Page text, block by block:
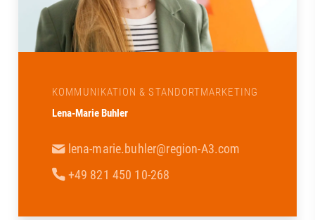
KOMMUNIKATION & STANDORTMARKETING
Lena-Marie Buhler
lena-marie.buhler@region-A3.com
+49 821 450 10-268